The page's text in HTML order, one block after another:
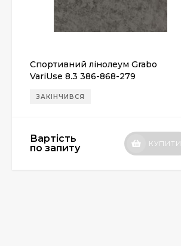
Спортивний лінолеум Grabo
VariUse 8.3 386-868-279
ЗАКІНЧИВСЯ
Вартість
по запиту
КУПИТИ